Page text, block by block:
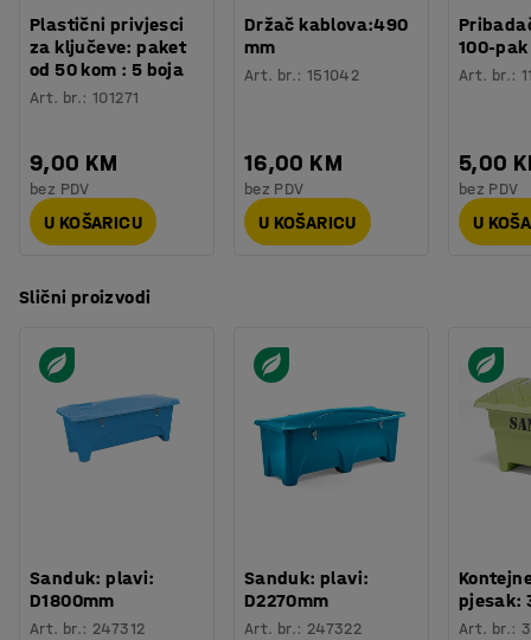
Plastični privjesci
za ključeve: paket
od 50 kom : 5 boja
Art. br.:101271
9,00 KM
bez PDV
U KOŠARICU
Držač kablova:490
mm
Art. br.: 151042
16,00 KM
bez PDV
U KOŠARICU
100-pak
Art. br.:
5,00
bez PDV
U
Slični proizvodi
Sanduk: plavi:
D1800mm
Art. br.: 247312
Sanduk: plavi:
D2270mm
Art. br.: 247322
pjesak:
Art. br.: